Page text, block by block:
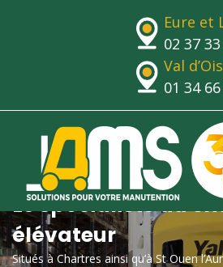
Eure et
02 37
Val
01 34
Le spécialiste du
élévateur
Situés à Chartres ainsi qu’à St Ouen